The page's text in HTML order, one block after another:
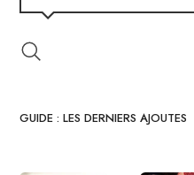
GUIDE : LES DERNIERS AJOUTES